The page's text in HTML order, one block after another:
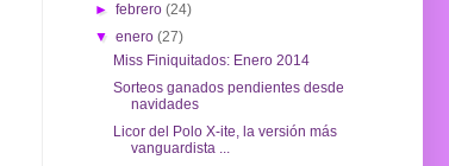
►febrero(24)
▼enero(27)
Miss Finiquitados: Enero 2014
Sorteos ganados pendientes desde
navidades
Licor del Polo X-ite, la versión más
vanguardista ...